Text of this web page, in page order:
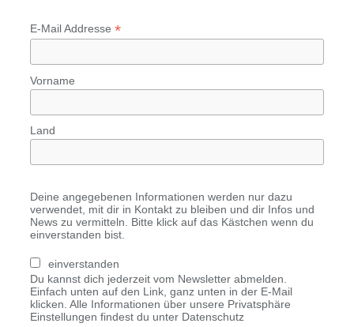
E-Mail Addresse *
Vorname
Land
Deine angegebenen Informationen werden nur dazu
verwendet, mit dir in Kontakt zu bleiben und dir Infos und
News zu vermitteln. Bitte klick auf das Kästchen wenn du
einverstanden bist.
einverstanden
Du kannst dich jederzeit vom Newsletter abmelden.
Einfach unten auf den Link, ganz unten in der E-Mail
klicken. Alle Informationen über unsere Privatsphäre
Einstellungen findest du unter Datenschutz